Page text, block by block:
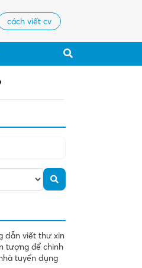
cách viết cv
dẫn viết thư xin
tượng để chinh
tuyển dụng